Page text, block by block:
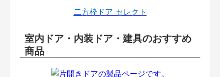
二方枠ドア セレクト
室内ドア・内装ドア・建具のおすすめ
商品